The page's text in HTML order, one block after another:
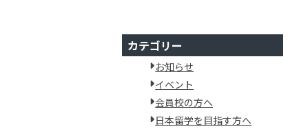
カテゴリー
お知らせ
イベント
会員校の方へ
日本留学を目指す方へ